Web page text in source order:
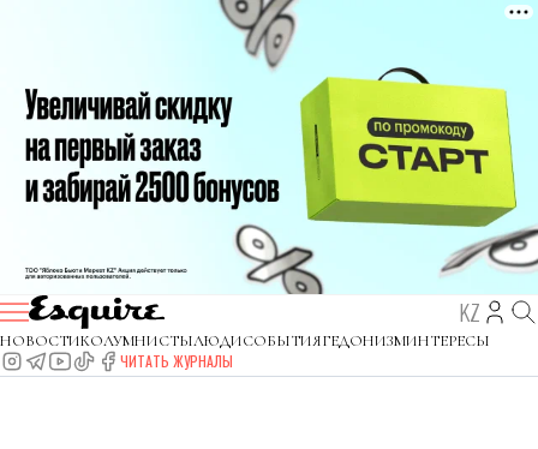
KZ
НОВОСТИКОЛУМНИСТЫЛЮДИСОБЫТИЯГЕДОНИЗМИНТЕРЕСЫ
ЧИТАТЬ ЖУРНАЛЫ